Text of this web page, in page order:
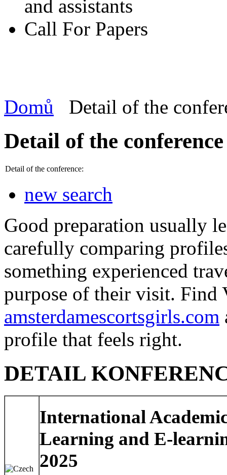
and assistants
Call For Papers
Domů Detail of the
Detail of the conference
Detail of the conference:
new search
Good preparation usually
carefully comparing
something experienced
purpose of their visit. Find
amsterdamescortsgirls.com
profile that feels right.
DETAIL
International
Learning and E-
2025